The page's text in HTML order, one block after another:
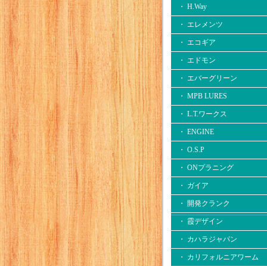
・ H.Way
・ エレメンツ
・ エコギア
・ エドモン
・ エバーグリーン
・ MPB LURES
・ L.T.ワークス
・ ENGINE
・ O.S.P
・ ONプラニング
・ ガイア
・ 開発クランク
・ 霞デザイン
・ カハラジャパン
・ カリフォルニアワーム